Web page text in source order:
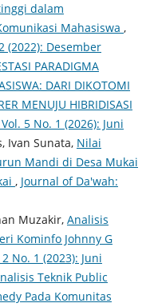
dalam
Mahasiswa ,
(2022): Desember
PARADIGMA
DARI DIKOTOMI
MENUJU HIBRIDISASI
5 No. 1 (2026): Juni
Ivan Sunata, Nilai
Mandi di Desa Mukai
, Journal of Da'wah:
Muzakir, Analisis
Kominfo Johnny G
No. 1 (2023): Juni
Teknik Public
Pada Komunitas